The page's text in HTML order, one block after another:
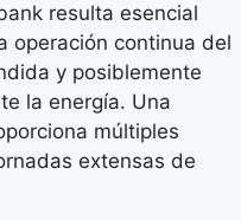
resulta esencial
operación continua del
y posiblemente
la energía. Una
múltiples
extensas de